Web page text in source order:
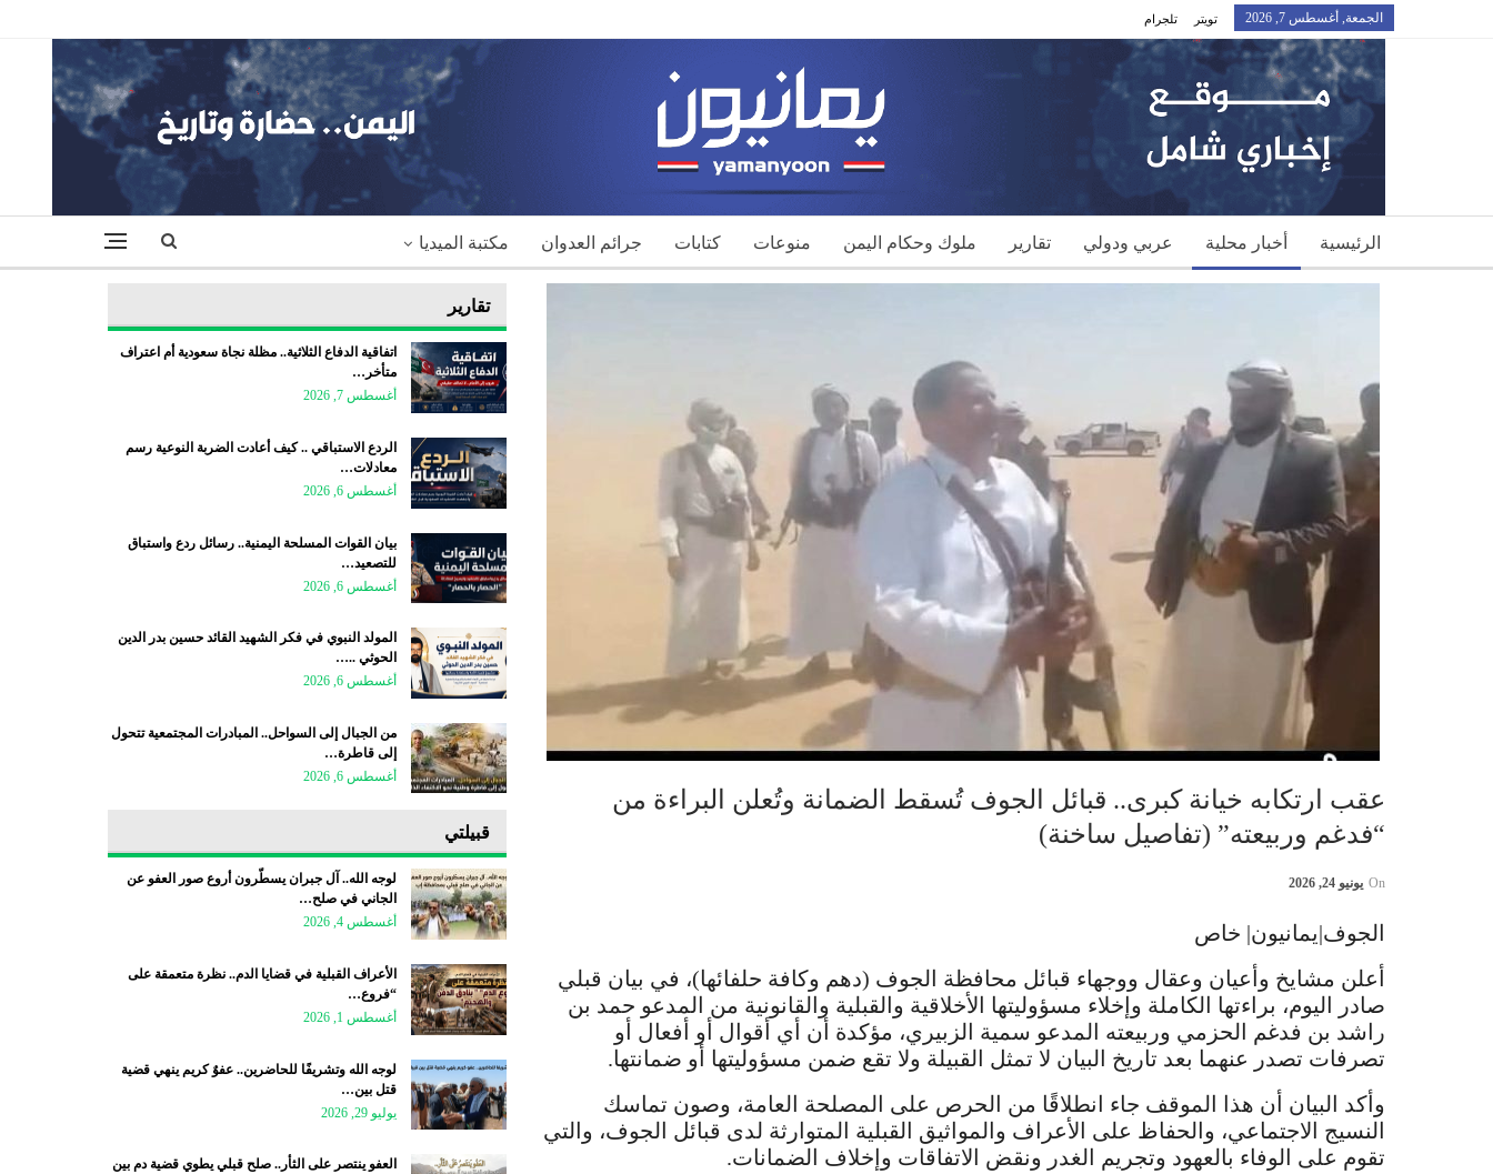
الجمعة, أغسطس 7, 2026 تويتر تلجرام
الرئيسية أخبار محلية عربي ودولي تقارير ملوك وحكام اليمن منوعات كتابات جرائم العدوان مكتبة الميديا
عقب ارتكابه خيانة كبرى.. قبائل الجوف تُسقط الضمانة وتُعلن البراءة من
“فدغم وربيعته” (تفاصيل ساخنة)
On يونيو 24, 2026
الجوف|يمانيون| خاص
أعلن مشايخ وأعيان وعقال ووجهاء قبائل محافظة الجوف (دهم وكافة حلفائها)، في بيان قبلي
صادر اليوم، براءتها الكاملة وإخلاء مسؤوليتها الأخلاقية والقبلية والقانونية من المدعو حمد بن
راشد بن فدغم الحزمي وربيعته المدعو سمية الزبيري، مؤكدة أن أي أقوال أو أفعال أو
تصرفات تصدر عنهما بعد تاريخ البيان لا تمثل القبيلة ولا تقع ضمن مسؤوليتها أو ضمانتها.
وأكد البيان أن هذا الموقف جاء انطلاقًا من الحرص على المصلحة العامة، وصون تماسك
النسيج الاجتماعي، والحفاظ على الأعراف والمواثيق القبلية المتوارثة لدى قبائل الجوف، والتي
تقوم على الوفاء بالعهود وتجريم الغدر ونقض الاتفاقات وإخلاف الضمانات.
تقارير
اتفاقية الدفاع الثلاثية.. مظلة نجاة سعودية أم اعتراف
متأخر…
أغسطس 7, 2026
الردع الاستباقي .. كيف أعادت الضربة النوعية رسم
معادلات…
أغسطس 6, 2026
بيان القوات المسلحة اليمنية.. رسائل ردع واستباق
للتصعيد…
أغسطس 6, 2026
المولد النبوي في فكر الشهيد القائد حسين بدر الدين
الحوثي ..…
أغسطس 6, 2026
من الجبال إلى السواحل.. المبادرات المجتمعية تتحول
إلى قاطرة…
أغسطس 6, 2026
قبيلتي
لوجه الله.. آل جبران يسطّرون أروع صور العفو عن
الجاني في صلح…
أغسطس 4, 2026
الأعراف القبلية في قضايا الدم.. نظرة متعمقة على
“فروع…
أغسطس 1, 2026
لوجه الله وتشريفًا للحاضرين.. عفوٌ كريم ينهي قضية
قتل بين…
يوليو 29, 2026
العفو ينتصر على الثأر.. صلح قبلي يطوي قضية دم بين